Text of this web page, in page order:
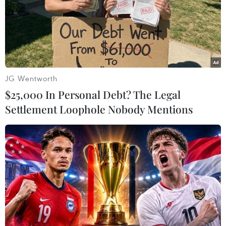
Phó Ủy viên trưởng Nhân đại toàn quốc Trung Quốc Vương
Đông Minh phát biểu. (Ảnh: Công Tuyên/TTXVN)
Tại lễ khai mạc, Phó Ủy viên trưởng Nhân đại
Toàn quốc Trung Quốc Vương Đông Minh khẳng
định Trung Quốc mong muốn gắn kết chặt chẽ
giữa sự phát triển của Trung Quốc với sự phát
JG Wentworth
$25,000 In Personal Debt? The Legal
Settlement Loophole Nobody Mentions